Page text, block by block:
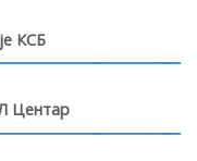
КСБ
Центар